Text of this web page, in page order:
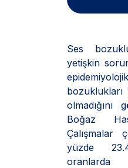
Ses
yetişkin
bozuklukları
Boğaz
Çalışmalar
yüzde